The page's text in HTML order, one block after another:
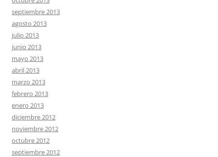
septiembre 2013
agosto 2013
julio 2013
junio 2013
mayo 2013
abril 2013
marzo 2013
febrero 2013
enero 2013
diciembre 2012
noviembre 2012
octubre 2012
septiembre 2012